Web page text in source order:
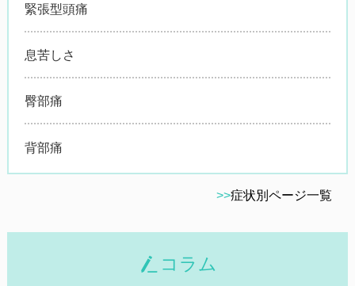
緊張型頭痛
息苦しさ
臀部痛
背部痛
>>症状別ページ一覧
コラム